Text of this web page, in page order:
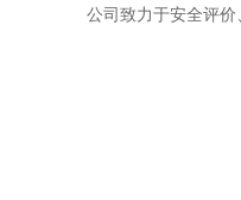
公司致力于安全评